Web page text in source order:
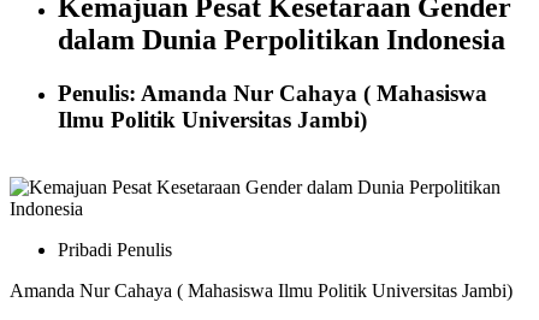
Kemajuan Pesat Kesetaraan Gender
dalam Dunia Perpolitikan Indonesia
Penulis: Amanda Nur Cahaya ( Mahasiswa
Ilmu Politik Universitas Jambi)
Pribadi Penulis
Amanda Nur Cahaya ( Mahasiswa Ilmu Politik Universitas Jambi)